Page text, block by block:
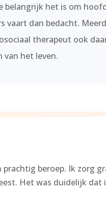
belangrijk het is om
vaart dan bedacht.
therapeut ook
van het leven.
beroep. Ik zorg
Het was duidelijk dat